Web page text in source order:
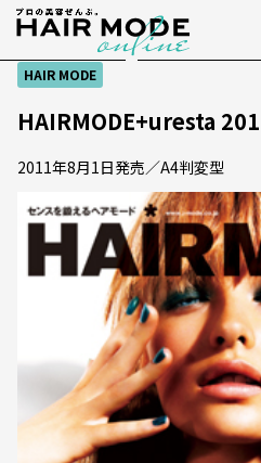
HAIR MODE
HAIRMODE+uresta
2011年8月1日発売／A4判変型